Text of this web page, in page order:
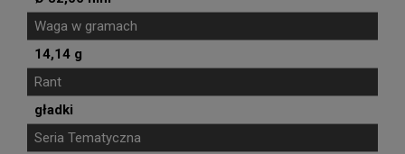
Waga w gramach
14,14 g
Rant
gładki
Seria Tematyczna